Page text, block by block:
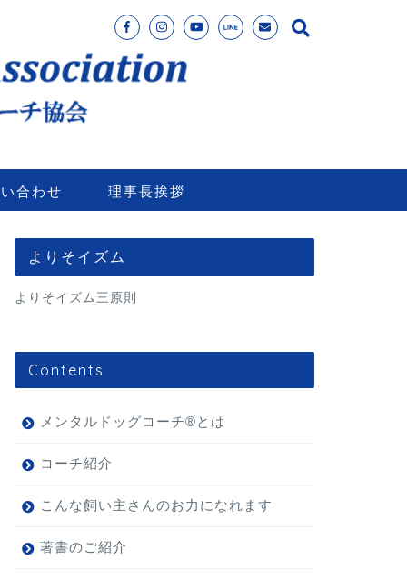
合わせ 理事長挨拶
よりそイズム
よりそイズム三原則
Contents
メンタルドッグコーチ®とは
コーチ紹介
こんな飼い主さんのお力になれます
著書のご紹介